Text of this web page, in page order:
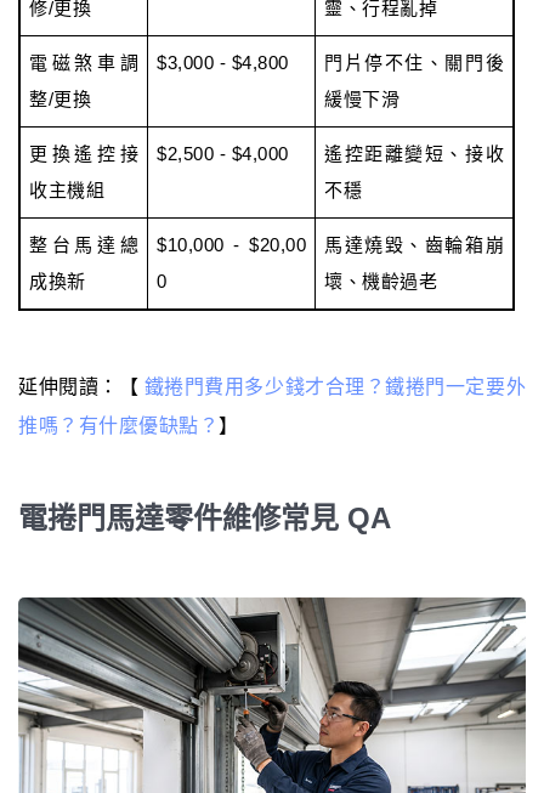
修/更換
靈、行程亂掉
電磁煞車調
整/更換
$3,000 - $4,800
門片停不住、關門後
緩慢下滑
更換遙控接
收主機組
$2,500 - $4,000
遙控距離變短、接收
不穩
整台馬達總
成換新
$10,000 - $20,00
0
馬達燒毀、齒輪箱崩
壞、機齡過老
延伸閱讀：【 鐵捲門費用多少錢才合理？鐵捲門一定要外
推嗎？有什麼優缺點？ 】
電捲門馬達零件維修常見 QA